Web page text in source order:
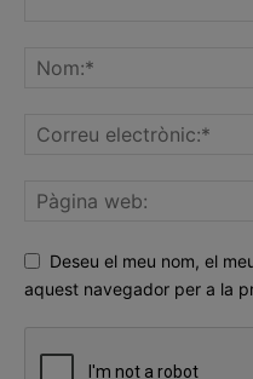
Deseu el meu nom, el
aquest navegador per a la